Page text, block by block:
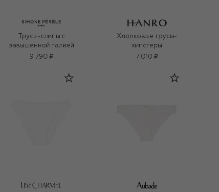
Трусы-слипы с
завышенной талией
9 790 ₽
Хлопковые трусы-
хипстеры
7 010 ₽